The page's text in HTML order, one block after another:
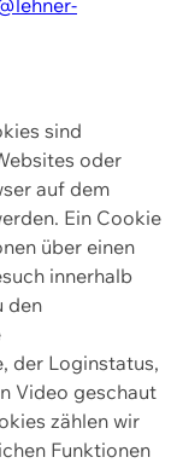
sind
oder
auf dem
Ein Cookie
über einen
innerhalb
den
der Loginstatus,
Video geschaut
zählen wir
Funktionen